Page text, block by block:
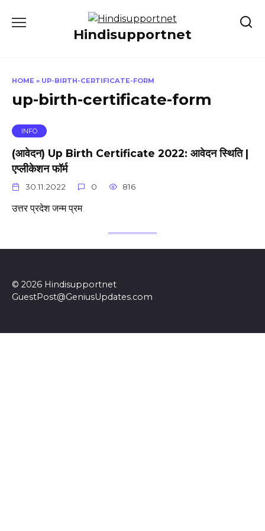
Hindisupportnet
HOME » UP-BIRTH-CERTIFICATE-FORM
up-birth-certificate-form
INFO
(आवेदन) Up Birth Certificate 2022: आवेदन स्थिति |
एप्लीकेशन फॉर्म
30.11.2022 0 816
उत्तर प्रदेश जन्म प्रम
© 2026 Hindisupportnet
GuestPost@GeniusUpdates.com